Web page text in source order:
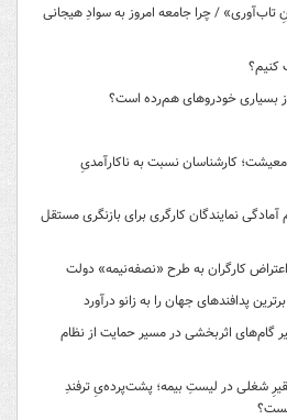
تاب‌آوری» / چرا جامعه امروز به سوادِ هیجانی
کنیم؟
بسیاری خودروهای هم‌رده است؟
کارشناسان نسبت به ناکارآمدیِ
نمایندگان کارگری برای بازنگری مستقل
کارگران به طرح «نصفه‌نیمه» دولت
پدافندهای جهان را به زانو درآورد
گام‌های اثربخشی در مسیر حمایت از نظام
شغلی در لیستِ بیمه؛ پشت‌پرده‌یِ ترفندِ